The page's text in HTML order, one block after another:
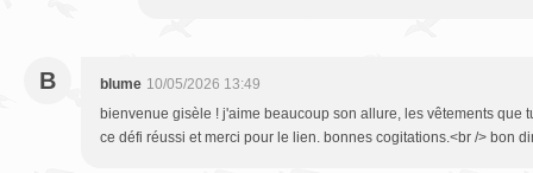
B blume 10/05/2026 13:49
bienvenue gisèle ! j'aime beaucoup son allure, les vêtements que
ce défi réussi et merci pour le lien. bonnes cogitations.<br /> bon